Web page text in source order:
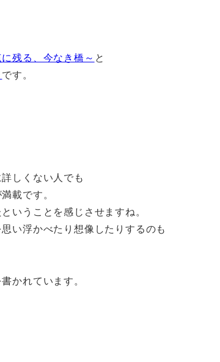
残る、今なき橋～ と
です。
しくない人でも
載です。
いうことを感じさせますね。
い浮かべたり想像したりするのも
書かれています。